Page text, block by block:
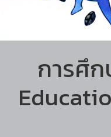
การศึ